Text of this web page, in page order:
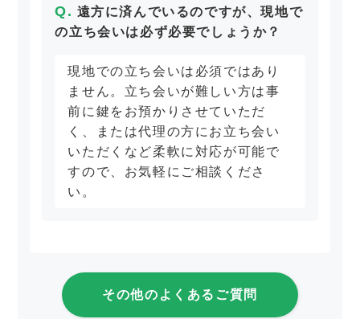
遠方に済んでいるのですが、現地で
の立ち会いは必ず必要でしょうか？
現地での立ち会いは必須ではあり
ません。立ち会いが難しい方は事
前に鍵をお預かりさせていただ
く、または代理の方にお立ち会い
いただくなど柔軟に対応が可能で
すので、お気軽にご相談くださ
い。
その他のよくあるご質問